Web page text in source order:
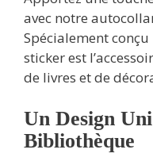
avec notre
Spécialement
sticker est
de livres et de
Un Design
Bibliothèque